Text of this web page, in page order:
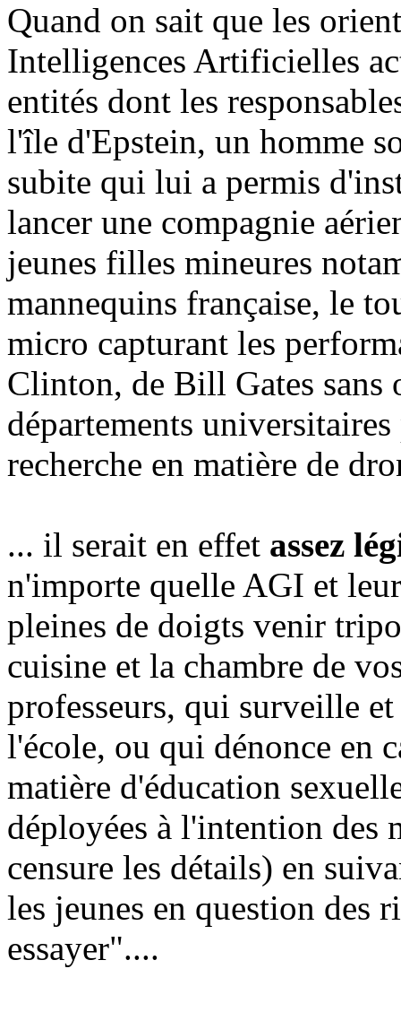
Quand on sait que les
Intelligences Artificielles
entités dont les
l'île d'Epstein, un homme
subite qui lui a permis
lancer une compagnie
jeunes filles mineures
mannequins française, le
micro capturant les
Clinton, de Bill Gates sans
départements
recherche en matière de
... il serait en effet assez
n'importe quelle AGI et
pleines de doigts venir
cuisine et la chambre de
professeurs, qui surveille
l'école, ou qui dénonce en
matière d'éducation
déployées à l'intention des
censure les détails) en
les jeunes en question des
essayer"....